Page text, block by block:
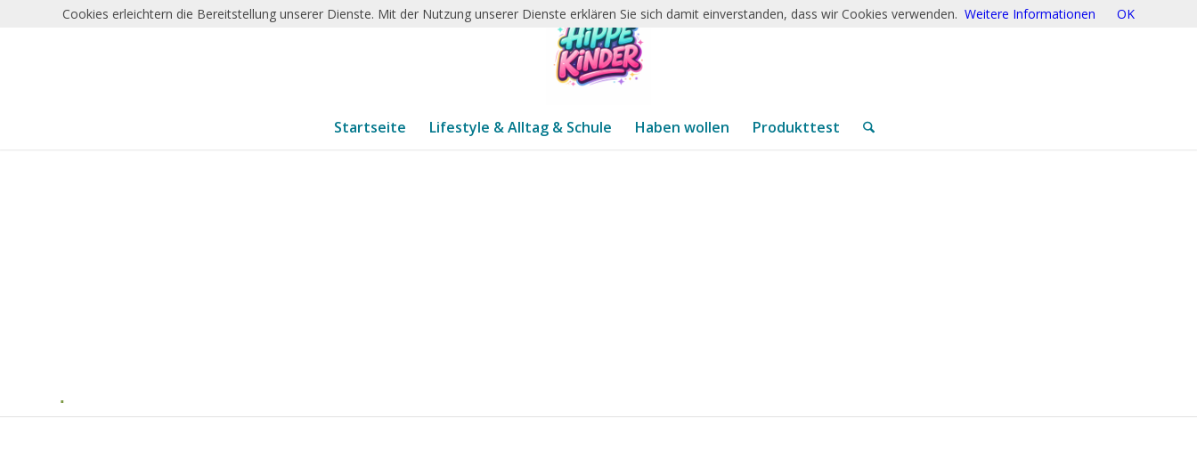
Startseite Lifestyle & Alltag & Schule Haben wollen Produkttest
Cookies erleichtern die Bereitstellung unserer Dienste. Mit der Nutzung unserer Dienste erklären Sie sich damit einverstanden, dass wir Cookies verwenden. Weitere Informationen OK